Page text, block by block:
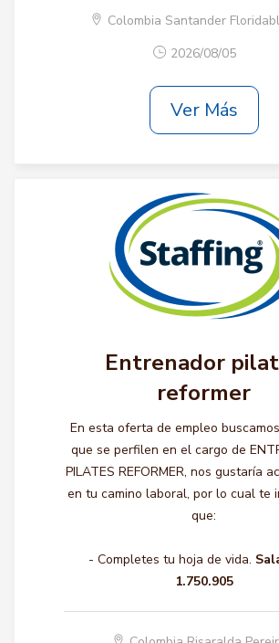
Colombia Santander
2026/08/05
Ver Más
Entrenador
reformer
En esta oferta de empleo
que se perfilen en el cargo de
PILATES REFORMER, nos gustaría
en tu camino laboral, por lo cual te
que:
- Completes tu hoja de vida.
1.750.905